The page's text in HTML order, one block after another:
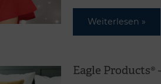
Weiterlesen »
Eagle